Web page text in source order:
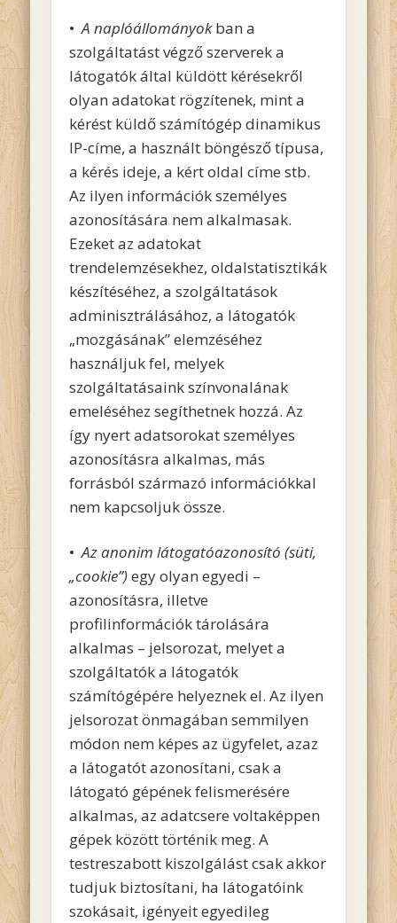
•A naplóállományokban a
szolgáltatást végző szerverek a
látogatók által küldött kérésekről
olyan adatokat rögzítenek, mint a
kérést küldő számítógép dinamikus
IP-címe, a használt böngésző típusa,
a kérés ideje, a kért oldal címe stb.
Az ilyen információk személyes
azonosítására nem alkalmasak.
Ezeket az adatokat
trendelemzésekhez, oldalstatisztikák
készítéséhez, a szolgáltatások
adminisztrálásához, a látogatók
„mozgásának” elemzéséhez
használjuk fel, melyek
szolgáltatásaink színvonalának
emeléséhez segíthetnek hozzá. Az
így nyert adatsorokat személyes
azonosításra alkalmas, más
forrásból származó információkkal
nem kapcsoljuk össze.
•Az anonim látogatóazonosító (süti,
„cookie”)egy olyan egyedi –
azonosításra, illetve
profilinformációk tárolására
alkalmas – jelsorozat, melyet a
szolgáltatók a látogatók
számítógépére helyeznek el. Az ilyen
jelsorozat önmagában semmilyen
módon nem képes az ügyfelet, azaz
a látogatót azonosítani, csak a
látogató gépének felismerésére
alkalmas, az adatcsere voltaképpen
gépek között történik meg. A
testreszabott kiszolgálást csak akkor
tudjuk biztosítani, ha látogatóink
szokásait, igényeit egyedileg